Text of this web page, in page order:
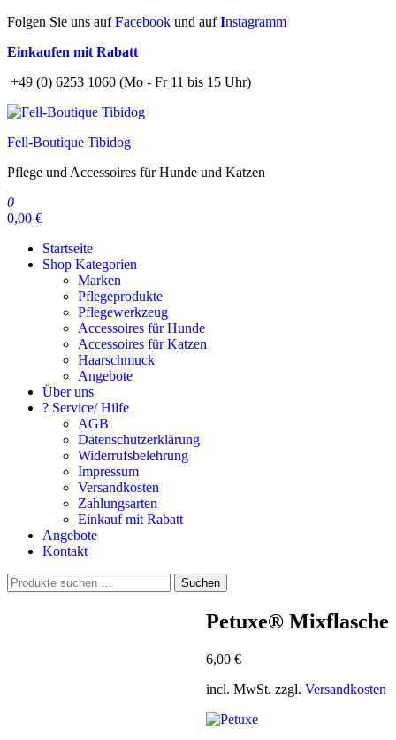
Zum
springen
Folgen Sie uns aufFacebook und aufInstagramm
Einkaufen mit Rabatt
+49 (0) 6253 1060 (Mo - Fr 11 bis 15 Uhr)
Fell-Boutique Tibidog
Pflege und Accessoires für Hunde und Katzen
0
0,00 €
Startseite
Shop Kategorien
Marken
Pflegeprodukte
Pflegewerkzeug
Accessoires für Hunde
Accessoires für Katzen
Haarschmuck
Angebote
Über uns
? Service/ Hilfe
AGB
Datenschutzerklärung
Widerrufsbelehrung
Impressum
Versandkosten
Zahlungsarten
Einkauf mit Rabatt
Angebote
Kontakt
Suchen
nach:
Suchen
Petuxe® Mixflasche
6,00 €
incl. MwSt. zzgl. Versandkosten